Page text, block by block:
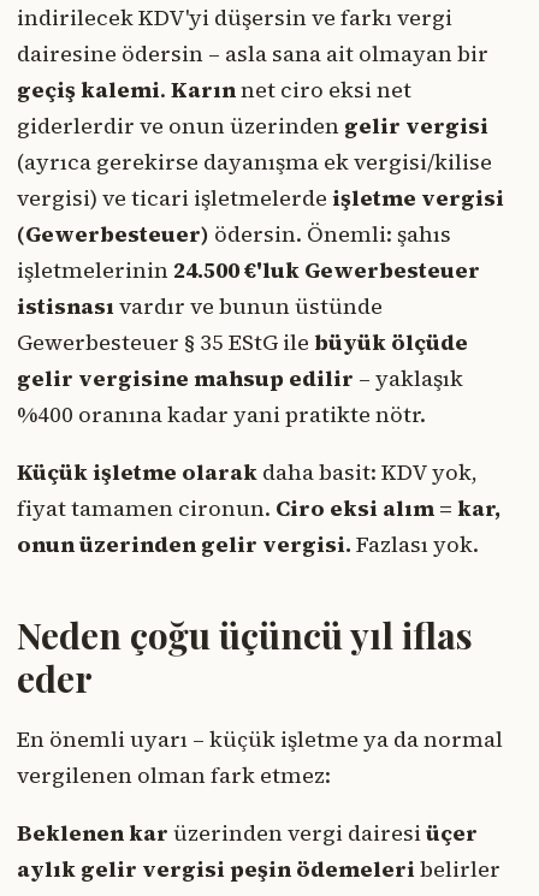
indirilecek KDV'yi düşersin ve farkı vergi
dairesine ödersin – asla sana ait olmayan bir
geçiş kalemi. Karınnet ciro eksi net
giderlerdir ve onun üzerinden gelir vergisi
(ayrıca gerekirse dayanışma ek vergisi/kilise
vergisi) ve ticari işletmelerde işletme vergisi
(Gewerbesteuer) ödersin. Önemli: şahıs
işletmelerinin 24.500 €'luk Gewerbesteuer
istisnasıvardır ve bunun üstünde
Gewerbesteuer § 35 EStG ile büyük ölçüde
gelir vergisine mahsup edilir – yaklaşık
%400 oranına kadar yani pratikte nötr.
Küçük işletme olarak daha basit: KDV yok,
fiyat tamamen cironun. Ciro eksi alım = kar,
onun üzerinden gelir vergisi. Fazlası yok.
Neden çoğu üçüncü yıl iflas
eder
En önemli uyarı – küçük işletme ya da normal
vergilenen olman fark etmez:
Beklenen kar üzerinden vergi dairesiüçer
aylık gelir vergisi peşin ödemeleribelirler